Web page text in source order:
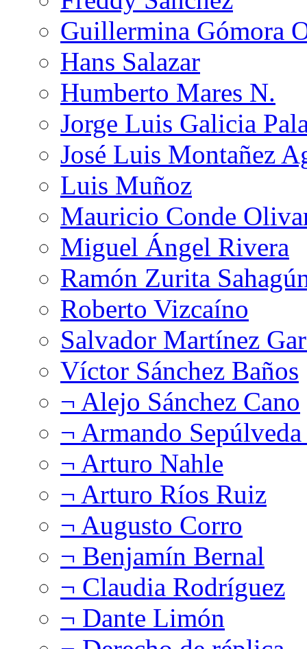
Guillermina Gómora
Hans Salazar
Humberto Mares N.
Jorge Luis Galicia
José Luis Montañez
Luis Muñoz
Mauricio Conde
Miguel Ángel Rivera
Ramón Zurita
Roberto Vizcaíno
Salvador Martínez
Víctor Sánchez Baños
¬ Alejo Sánchez Cano
¬ Armando
¬ Arturo Nahle
¬ Arturo Ríos Ruiz
¬ Augusto Corro
¬ Benjamín Bernal
¬ Claudia Rodríguez
¬ Dante Limón